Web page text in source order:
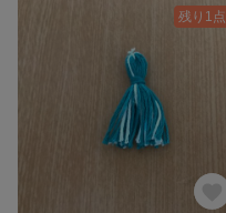
残り1点